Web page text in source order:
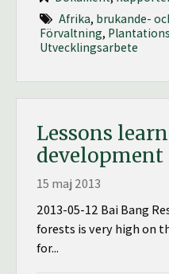
Afrika, brukande-
Förvaltning, Plantations
Utvecklingsarbete
Lessons
development
15 maj 2013
2013-05-12 Bai Bang
forests is very high on
for...